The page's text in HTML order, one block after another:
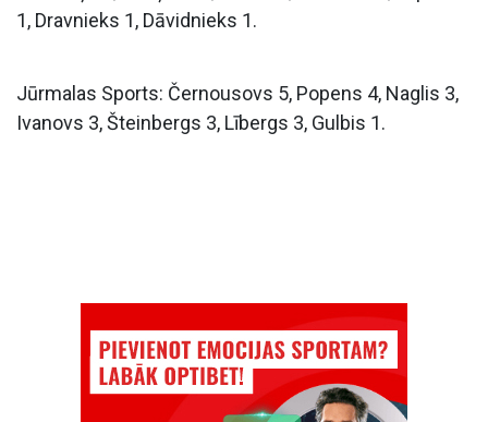
1, Dravnieks 1, Dāvidnieks 1.
Jūrmalas Sports: Černousovs 5, Popens 4, Naglis 3,
Ivanovs 3, Šteinbergs 3, Lībergs 3, Gulbis 1.